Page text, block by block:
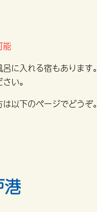
能
に入れる宿もあります。
い。
以下のページでどうぞ。